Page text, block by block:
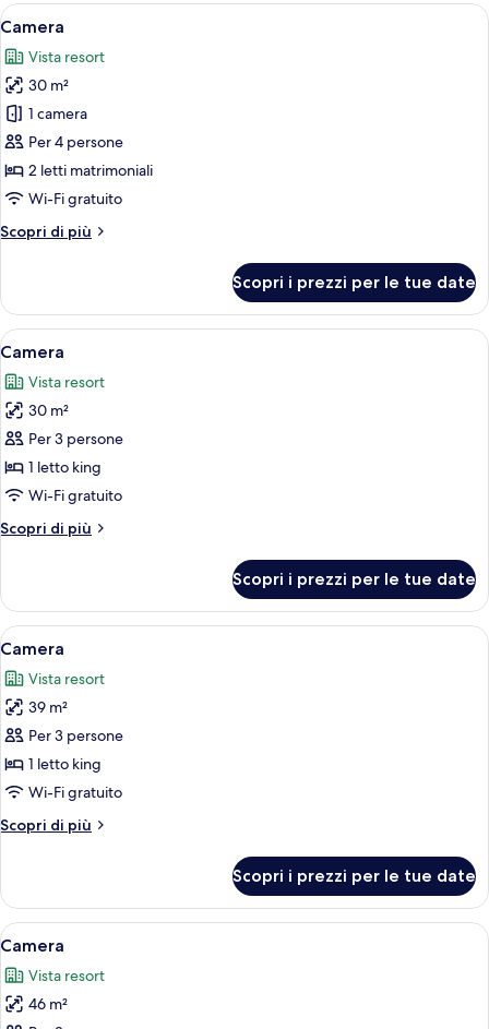
Apri
tutte
le
foto
per
Camera
Biancheria da letto ipoallergenica,
4
Camera
Vista resort
30 m²
1 camera
Per 4 persone
2 letti matrimoniali
Wi-Fi gratuito
Scopri di più
Altri
Scopri i prezzi per le tue date
Apri
tutte
le
foto
per
Camera
Una camera d'albergo con un letto,
6
Camera
Vista resort
30 m²
Per 3 persone
1 letto king
Wi-Fi gratuito
Scopri di più
Altri
Scopri i prezzi per le tue date
Apri
tutte
le
foto
per
Camera
Una moderna camera d'albergo
6
Camera
Vista resort
39 m²
Per 3 persone
1 letto king
Wi-Fi gratuito
Scopri di più
Altri
Scopri i prezzi per le tue date
Apri
tutte
le
foto
Una camera d'albergo con un letto
6
Camera
Vista resort
46 m²